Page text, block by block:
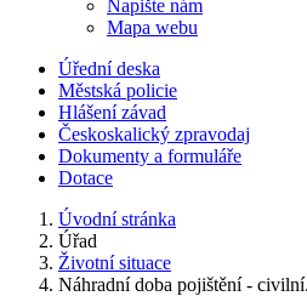
Napište nám
Mapa webu
Úřední deska
Městská policie
Hlášení závad
Českoskalický zpravodaj
Dokumenty a formuláře
Dotace
Úvodní stránka
Úřad
Životní situace
Náhradní doba pojištění -